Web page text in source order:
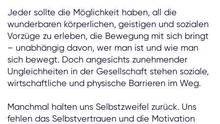
Jeder sollte die Möglichkeit haben, all die
wunderbaren körperlichen, geistigen und sozialen
Vorzüge zu erleben, die Bewegung mit sich bringt
– unabhängig davon, wer man ist und wie man
sich bewegt. Doch angesichts zunehmender
Ungleichheiten in der Gesellschaft stehen soziale,
wirtschaftliche und physische Barrieren im Weg.
Manchmal halten uns Selbstzweifel zurück. Uns
fehlen das Selbstvertrauen und die Motivation